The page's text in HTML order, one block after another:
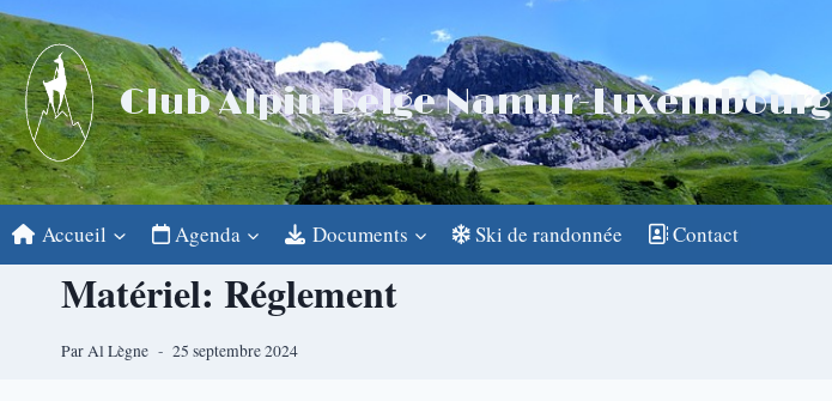
Aller
au
contenu
Club Alpin Belge Namur-Luxembourg
Accueil Agenda Documents Ski de randonnée Contact
Matériel: Réglement
Par Al Lègne 25 septembre 2024